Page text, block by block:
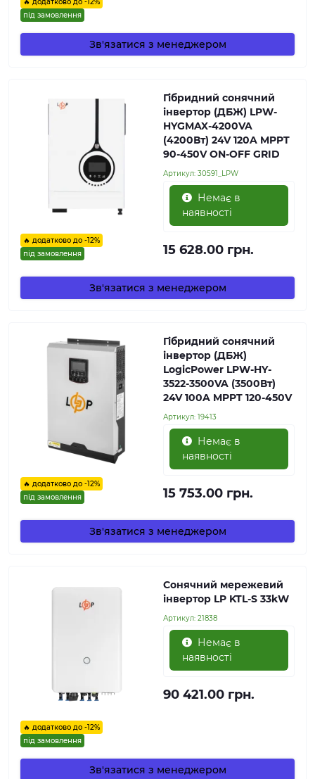
під замовлення
Зв'язатися з менеджером
🔥 додатково до -12%
під замовлення
Гібридний сонячний
інвертор (ДБЖ) LPW-
HYGMAX-4200VA
(4200Вт) 24V 120A MPPT
90-450V ON-OFF GRID
Артикул: 30591_LPW
Немає в
наявності
15 628.00 грн.
Зв'язатися з менеджером
🔥 додатково до -12%
під замовлення
Гібридний сонячний
інвертор (ДБЖ)
LogicPower LPW-HY-
3522-3500VA (3500Вт)
24V 100A MPPT 120-450V
Артикул: 19413
Немає в
наявності
15 753.00 грн.
Зв'язатися з менеджером
🔥 додатково до -12%
під замовлення
Сонячний мережевий
інвертор LP KTL-S 33kW
Артикул: 21838
Немає в
наявності
90 421.00 грн.
Зв'язатися з менеджером